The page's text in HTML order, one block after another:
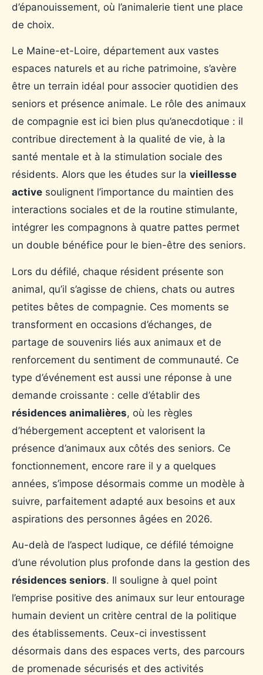
d’épanouissement, où l’animalerie tient une place
de choix.
Le Maine-et-Loire, département aux vastes
espaces naturels et au riche patrimoine, s’avère
être un terrain idéal pour associer quotidien des
seniors et présence animale. Le rôle des animaux
de compagnie est ici bien plus qu’anecdotique : il
contribue directement à la qualité de vie, à la
santé mentale et à la stimulation sociale des
résidents. Alors que les études sur la vieillesse
active soulignent l’importance du maintien des
interactions sociales et de la routine stimulante,
intégrer les compagnons à quatre pattes permet
un double bénéfice pour le bien-être des seniors.
Lors du défilé, chaque résident présente son
animal, qu’il s’agisse de chiens, chats ou autres
petites bêtes de compagnie. Ces moments se
transforment en occasions d’échanges, de
partage de souvenirs liés aux animaux et de
renforcement du sentiment de communauté. Ce
type d’événement est aussi une réponse à une
demande croissante : celle d’établir des
résidences animalières, où les règles
d’hébergement acceptent et valorisent la
présence d’animaux aux côtés des seniors. Ce
fonctionnement, encore rare il y a quelques
années, s’impose désormais comme un modèle à
suivre, parfaitement adapté aux besoins et aux
aspirations des personnes âgées en 2026.
Au-delà de l’aspect ludique, ce défilé témoigne
d’une révolution plus profonde dans la gestion des
résidences seniors. Il souligne à quel point
l’emprise positive des animaux sur leur entourage
humain devient un critère central de la politique
des établissements. Ceux-ci investissent
désormais dans des espaces verts, des parcours
de promenade sécurisés et des activités